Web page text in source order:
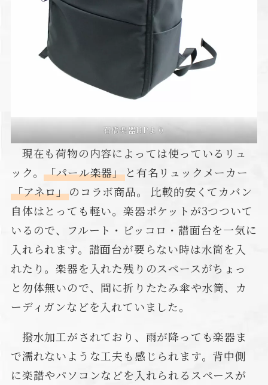
石橋楽器HPより
現在も荷物の内容によっては使っているリュ
ック。「パール楽器」と有名リュックメーカー
「アネロ」のコラボ商品。 比較的安くてカバン
自体はとっても軽い。楽器ポケットが3つついて
いるので、フルート・ピッコロ・譜面台を一気に
入れられます。譜面台が要らない時は水筒を入
れたり。楽器を入れた残りのスペースがちょっ
と勿体無いので、間に折りたたみ傘や水筒、カ
ーディガンなどを入れていました。
撥水加工がされており、雨が降っても楽器ま
で濡れないような工夫も感じられます。背中側
に楽譜やパソコンなどを入れられるスペースが